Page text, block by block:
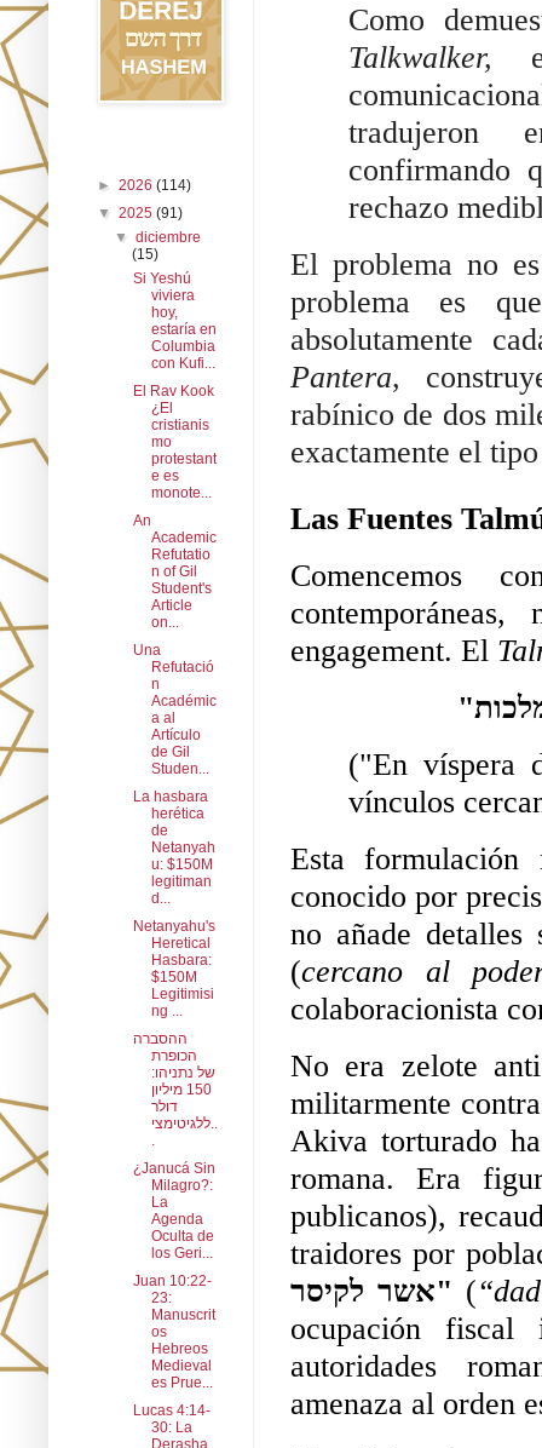
Como
Talkwalker,
tradujeron
confirmando
rechazo
El problema no
problema es
absolutamente
Pantera,
rabínico de dos
exactamente el
Las Fuentes
Comencemos
engagement. El
("En víspera
vínculos
Esta
conocido por
no añade detalles
(cercano al
colaboracionista
No era zelote
militarmente
Akiva torturado
romana. Era
publicanos),
traidores por
אשר לקיסר" (
ocupación
autoridades
amenaza al orden
► 2026 (114)
▼ 2025 (91)
▼diciembre
(15)
Si Yeshú
viviera
hoy,
estaría en
Columbia
con Kufi...
El Rav Kook
¿El
cristianis
mo
protestant
e es
monote...
An
Academic
Refutatio
n of Gil
Student's
Article
on...
Una
Refutació
n
Académic
a al
Artículo
de Gil
Studen...
La hasbara
herética
de
Netanyah
u: $150M
legitiman
d...
Netanyahu's
Heretical
Hasbara:
$150M
Legitimisi
ng ...
ההסברה
הכופרת
של נתניהו:
150 מיליון
דולר
ללגיטימצי..
.
¿Janucá Sin
Milagro?:
La
Agenda
Oculta de
los Geri...
Juan 10:22-
23:
Manuscrit
os
Hebreos
Medieval
es Prue...
Lucas 4:14-
30: La
Derasha